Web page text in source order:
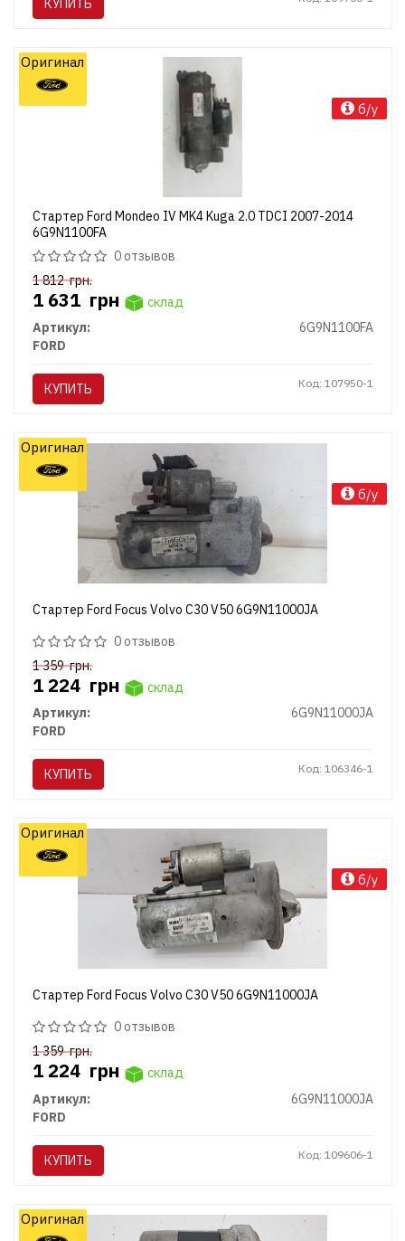
Стартер Ford Mondeo IV MK4 Kuga 2.0 TDCI 2007-2014
6G9N1100FA
0 отзывов
1 812грн.
1 631 грн
склад
Артикул:
6G9N1100FA
FORD
КУПИТЬ Код: 107950-1
Оригинал
б/у
Стартер Ford Focus Volvo C30 V50 6G9N11000JA
0 отзывов
1 359грн.
1 224 грн
склад
Артикул:
6G9N11000JA
FORD
КУПИТЬ Код: 106346-1
Оригинал
б/у
Стартер Ford Focus Volvo C30 V50 6G9N11000JA
0 отзывов
1 359грн.
1 224 грн
склад
Артикул:
6G9N11000JA
FORD
КУПИТЬ Код: 109606-1
Оригинал
б/у
Оригинал